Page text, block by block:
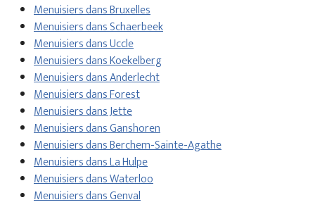
Menuisiers dans Bruxelles
Menuisiers dans Schaerbeek
Menuisiers dans Uccle
Menuisiers dans Koekelberg
Menuisiers dans Anderlecht
Menuisiers dans Forest
Menuisiers dans Jette
Menuisiers dans Ganshoren
Menuisiers dans Berchem-Sainte-Agathe
Menuisiers dans La Hulpe
Menuisiers dans Waterloo
Menuisiers dans Genval